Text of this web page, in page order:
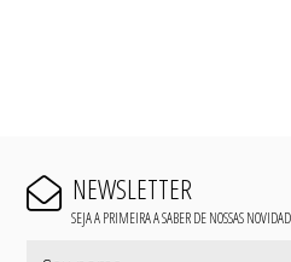
NEWSLETTER
SEJA A PRIMEIRA A SABER DE NOSSAS